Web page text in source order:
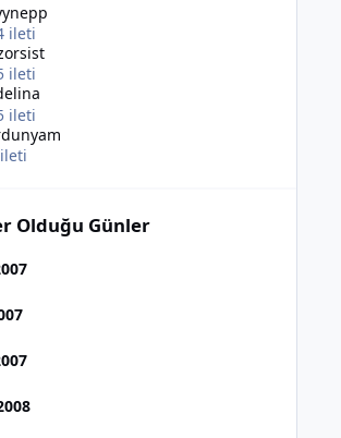
ileti
ileti
ileti
Olduğu Günler